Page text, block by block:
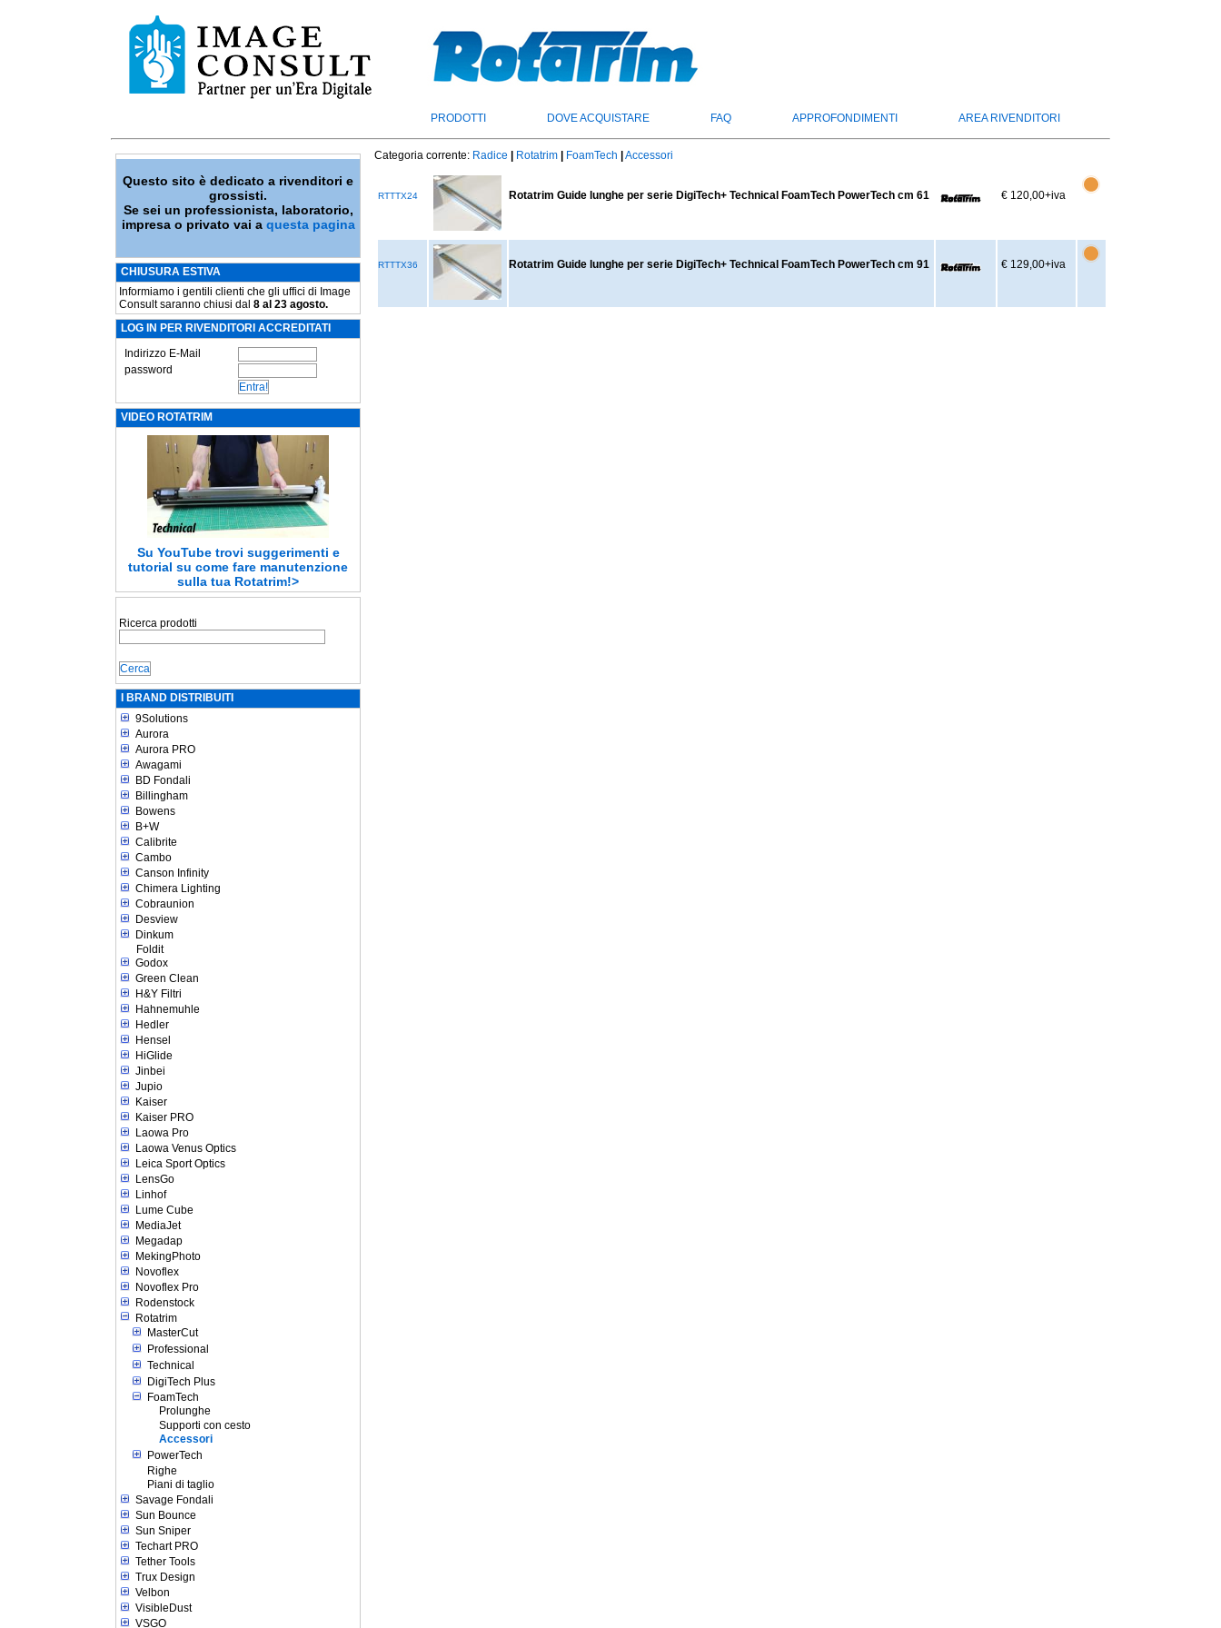
PRODOTTI DOVE ACQUISTARE FAQ APPROFONDIMENTI AREA RIVENDITORI
Questo sito è dedicato a rivenditori e
grossisti.
Se sei un professionista, laboratorio,
impresa o privato vai a questa pagina
CHIUSURA ESTIVA
Informiamo i gentili clienti che gli uffici di Image
Consult saranno chiusi dal 8 al 23 agosto.
LOG IN PER RIVENDITORI ACCREDITATI
Indirizzo E-Mail
password
VIDEO ROTATRIM
Su YouTube trovi suggerimenti e
tutorial su come fare manutenzione
sulla tua Rotatrim!>
Ricerca prodotti
I BRAND DISTRIBUITI
9Solutions
Aurora
Aurora PRO
Awagami
BD Fondali
Billingham
Bowens
B+W
Calibrite
Cambo
Canson Infinity
Chimera Lighting
Cobraunion
Desview
Dinkum
Foldit
Godox
Green Clean
H&Y Filtri
Hahnemuhle
Hedler
Hensel
HiGlide
Jinbei
Jupio
Kaiser
Kaiser PRO
Laowa Pro
Laowa Venus Optics
Leica Sport Optics
LensGo
Linhof
Lume Cube
MediaJet
Megadap
MekingPhoto
Novoflex
Novoflex Pro
Rodenstock
Rotatrim
MasterCut
Professional
Technical
DigiTech Plus
FoamTech
Prolunghe
Supporti con cesto
Accessori
PowerTech
Righe
Piani di taglio
Savage Fondali
Sun Bounce
Sun Sniper
Techart PRO
Tether Tools
Trux Design
Velbon
VisibleDust
VSGO
Categoria corrente: Radice Rotatrim FoamTech Accessori
RTTTX24 Rotatrim Guide lunghe per serie DigiTech+ Technical FoamTech PowerTech cm 61 € 120,00+iva
RTTTX36 Rotatrim Guide lunghe per serie DigiTech+ Technical FoamTech PowerTech cm 91 € 129,00+iva